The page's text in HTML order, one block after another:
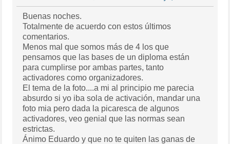
Buenas noches.
Totalmente de acuerdo con estos últimos
comentarios.
Menos mal que somos más de 4 los que
pensamos que las bases de un diploma están
para cumplirse por ambas partes, tanto
activadores como organizadores.
El tema de la foto....a mi al principio me parecia
absurdo si yo iba sola de activación, mandar una
foto mia pero dada la picaresca de algunos
activadores, veo genial que las normas sean
estrictas.
Ánimo Eduardo y que no te quiten las ganas de